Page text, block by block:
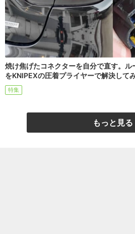
焼け焦げたコネクターを自分で直す。ル
をKNIPEXの圧着プライヤーで解決して
特集
もっと見る